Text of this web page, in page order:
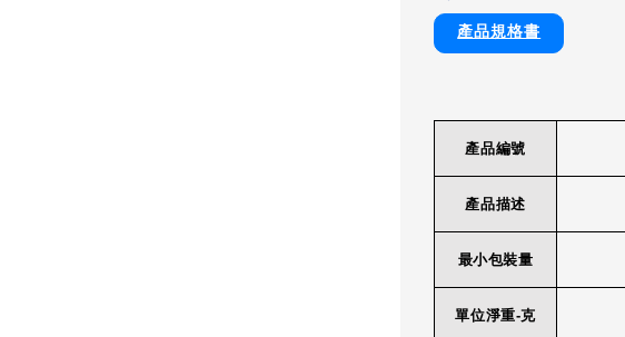
產品規格書
產品編號
產品描述
最小包裝量
單位淨重-克